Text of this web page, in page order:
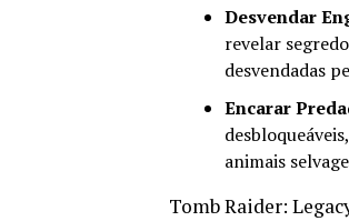
Desvendar
revelar
desvendadas
Encarar
animais
Tomb Raider: